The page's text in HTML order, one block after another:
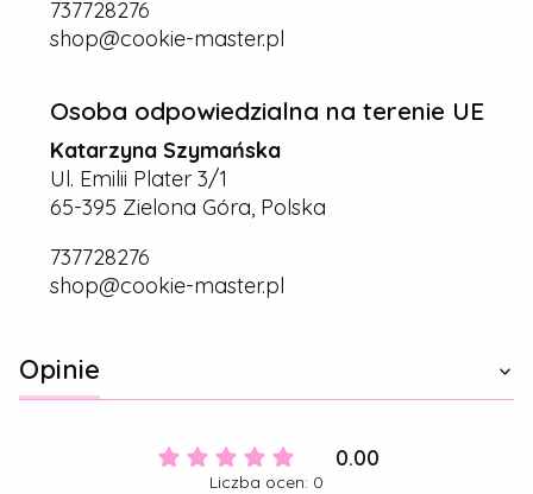
737728276
shop@cookie-master.pl
Osoba odpowiedzialna na terenie UE
Katarzyna Szymańska
Ul. Emilii Plater 3/1
65-395 Zielona Góra, Polska
737728276
shop@cookie-master.pl
Opinie
0.00
Liczba ocen: 0